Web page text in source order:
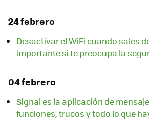
24 febrero
Desactivar el WiFi cuando sales
importante si te preocupa la
04 febrero
Signal es la aplicación de
funciones, trucos y todo lo que